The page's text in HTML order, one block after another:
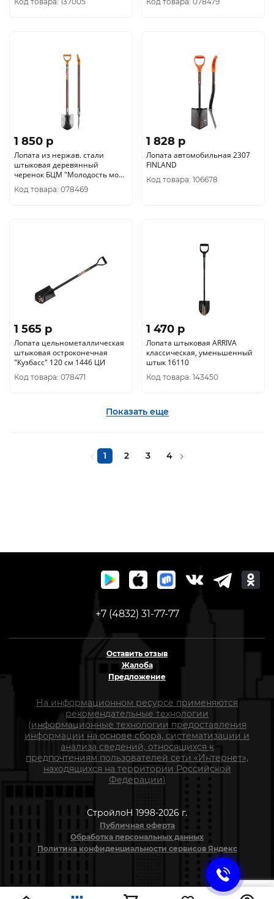
1 850 p
Лопата из нержав. стали
штыковая деревянный
черенок БЦМ "Молодость моя"
210х270х1200 мм 0921-Ч
Код товара: 078469
1 828 p
Лопата автомобильная 2307
FINLAND
Код товара: 106678
1 565 p
Лопата цельнометаллическая
штыковая остроконечная
"Кузбасс" 120 см 1446 ЦИ
Код товара: 078471
1 470 p
Лопата штыковая ARRIVA
классическая, уменьшенный
штык 16110
Код товара: 143450
Показать еще
1 2 3 4
+7 (4832) 31-77-77
Оставить отзыв
Жалоба
Предложение
На информационном ресурсе применяются
рекомендательные технологии
(информационные технологии предоставления
информации на основе сбора, систематизации и
анализа сведений, относящихся к
предпочтениям пользователей сети «Интернет»,
находящихся на территории Российской
Федерации)
СтройлоН 1998-2026 г.
Публичная оферта
Обработка персональных данных
Политика конфиденциальности сервисов Яндекс